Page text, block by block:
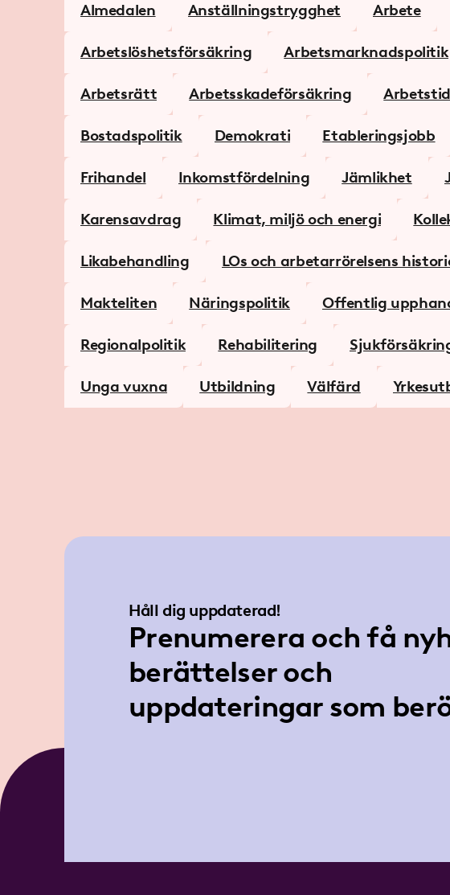
Almedalen Anställningstrygghet Arbete
Arbetslöshetsförsäkring Arbets­marknads­politik
Arbetsrätt Arbetsskadeförsäkring
Bostadspolitik Demokrati Etableringsjobb
Frihandel Inkomstfördelning Jämlikhet
Karensavdrag Klimat, miljö och energi
Likabehandling LOs och arbetarrörelsens
Makteliten Näringspolitik Offentlig
Regionalpolitik Rehabilitering
Unga vuxna Utbildning Välfärd
Håll dig uppdaterad!
Prenumerera och få
berättelser och
uppdateringar som